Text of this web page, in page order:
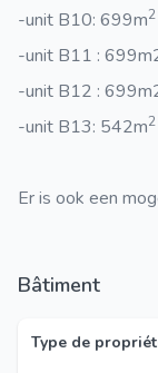
-unit B10: 699m2
-unit B11 :
-unit B12 :
-unit B13: 542m2
Er is ook een
Bâtiment
Type de